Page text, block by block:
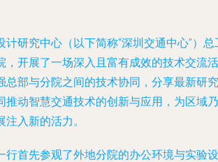
研究中心（以下简称“深圳交通中心”）总
，开展了一场深入且富有成效的技术交流活
总部与分院之间的技术协同，分享最新研究
推动智慧交通技术的创新与应用，为区域乃
入新的活力。
行首先参观了外地分院的办公环境与实验设